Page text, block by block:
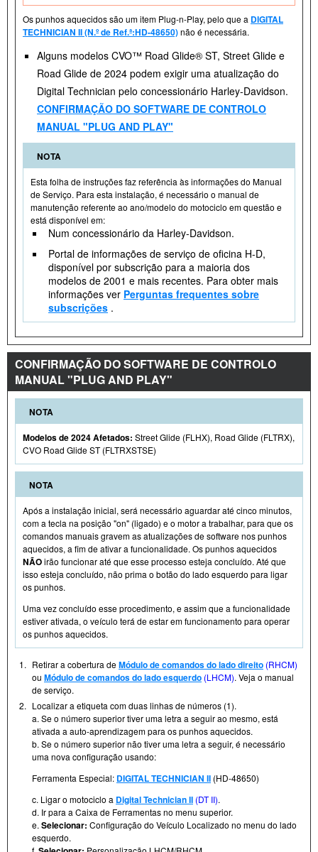
Os punhos aquecidos são um item Plug-n-Play, pelo que a DIGITAL
TECHNICIAN II (N.º de Ref.ª:HD-48650)não é necessária.
Alguns modelos CVO™ Road Glide® ST, Street Glide e
Road Glide de 2024 podem exigir uma atualização do
Digital Technician pelo concessionário Harley-Davidson.
CONFIRMAÇÃO DO SOFTWARE DE CONTROLO
MANUAL "PLUG AND PLAY"
NOTA
Esta folha de instruções faz referência às informações do Manual
de Serviço. Para esta instalação, é necessário o manual de
manutenção referente ao ano/modelo do motociclo em questão e
está disponível em:
Num concessionário da Harley-Davidson.
Portal de informações de serviço de oficina H-D,
disponível por subscrição para a maioria dos
modelos de 2001 e mais recentes. Para obter mais
informações ver Perguntas frequentes sobre
subscrições .
CONFIRMAÇÃO DO SOFTWARE DE CONTROLO
MANUAL "PLUG AND PLAY"
NOTA
Modelos de 2024 Afetados: Street Glide (FLHX), Road Glide (FLTRX),
CVO Road Glide ST (FLTRXSTSE)
NOTA
Após a instalação inicial, será necessário aguardar até cinco minutos,
com a tecla na posição "on" (ligado) e o motor a trabalhar, para que os
comandos manuais gravem as atualizações de software nos punhos
aquecidos, a fim de ativar a funcionalidade. Os punhos aquecidos
NÃOirão funcionar até que esse processo esteja concluído. Até que
isso esteja concluído, não prima o botão do lado esquerdo para ligar
os punhos.
Uma vez concluído esse procedimento, e assim que a funcionalidade
estiver ativada, o veículo terá de estar em funcionamento para operar
os punhos aquecidos.
1. Retirar a cobertura deMódulo de comandos do lado direito (RHCM)
ou Módulo de comandos do lado esquerdo (LHCM). Veja o manual
de serviço.
2. Localizar a etiqueta com duas linhas de números (1).
a. Se o número superior tiver uma letra a seguir ao mesmo, está
ativada a auto-aprendizagem para os punhos aquecidos.
b. Se o número superior não tiver uma letra a seguir, é necessário
uma nova configuração usando:
Ferramenta Especial: DIGITAL TECHNICIAN II (HD-48650)
c. Ligar o motociclo a Digital Technician II (DT II).
d. Ir para a Caixa de Ferramentas no menu superior.
e. Selecionar: Configuração do Veículo Localizado no menu do lado
esquerdo.